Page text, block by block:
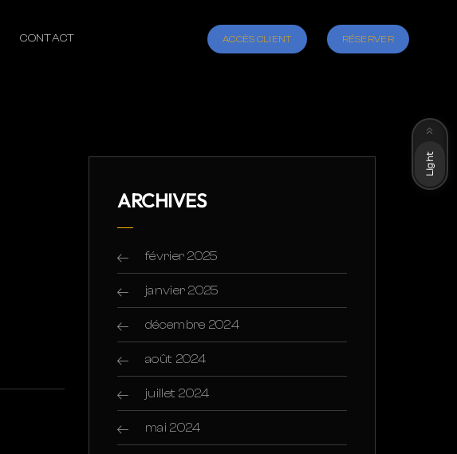
CONTACT ACCÈS CLIENT RÉSERVER
ARCHIVES
février 2025
janvier 2025
décembre 2024
août 2024
juillet 2024
mai 2024
Light
Dark